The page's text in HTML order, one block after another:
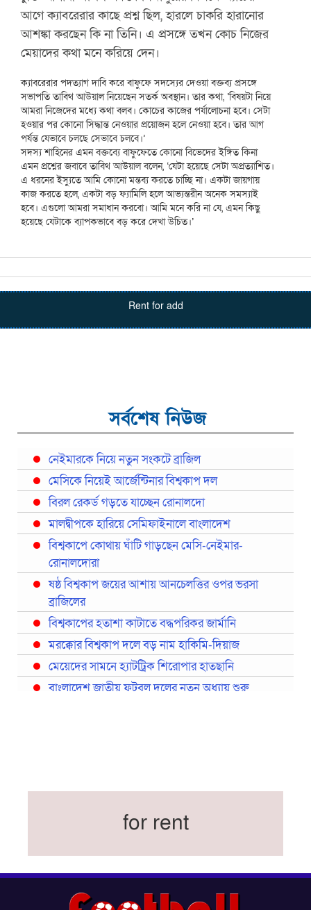
আগে ক্যাবরেরার কাছে প্রশ্ন ছিল, হারলে চাকরি হারানোর
আশঙ্কা করছেন কি না তিনি। এ প্রসঙ্গে তখন কোচ নিজের
মেয়াদের কথা মনে করিয়ে দেন।
ক্যাবরেরার পদত্যাগ দাবি করে বাফুফে সদস্যের দেওয়া বক্তব্য প্রসঙ্গে
সভাপতি তাবিথ আউয়াল নিয়েছেন সতর্ক অবস্থান। তার কথা, ‘বিষয়টা নিয়ে
আমরা নিজেদের মধ্যে কথা বলব। কোচের কাজের পর্যালোচনা হবে। সেটা
হওয়ার পর কোনো সিদ্ধান্ত নেওয়ার প্রয়োজন হলে নেওয়া হবে। তার আগ
পর্যন্ত যেভাবে চলছে সেভাবে চলবে।’
সদস্য শাহিনের এমন বক্তব্যে বাফুফেতে কোনো বিভেদের ইঙ্গিত কিনা
এমন প্রশ্নের জবাবে তাবিথ আউয়াল বলেন,‌ ‘যেটা হয়েছে সেটা অপ্রত্যাশিত।
এ ধরনের ইস্যুতে আমি কোনো মন্তব্য করতে চাচ্ছি না। একটা জায়গায়
কাজ করতে হলে, একটা বড় ফ্যামিলি হলে আভ্যন্তরীন অনেক সমস্যাই
হবে। এগুলো আমরা সমাধান করবো। আমি মনে করি না যে, এমন কিছু
হয়েছে যেটাকে ব্যাপকভাবে বড় করে দেখা উচিত।’
Rent for add
সর্বশেষ নিউজ
নেইমারকে নিয়ে নতুন সংকটে ব্রাজিল
মেসিকে নিয়েই আর্জেন্টিনার বিশ্বকাপ দল
বিরল রেকর্ড গড়তে যাচ্ছেন রোনালদো
মালদ্বীপকে হারিয়ে সেমিফাইনালে বাংলাদেশ
বিশ্বকাপে কোথায় ঘাঁটি গাড়ছেন মেসি-নেইমার-
রোনালদোরা
ষষ্ঠ বিশ্বকাপ জয়ের আশায় আনচেলত্তির ওপর ভরসা
ব্রাজিলের
বিশ্বকাপের হতাশা কাটাতে বদ্ধপরিকর জার্মানি
মরক্কোর বিশ্বকাপ দলে বড় নাম হাকিমি-দিয়াজ
মেয়েদের সামনে হ্যাটট্রিক শিরোপার হাতছানি
বাংলাদেশ জাতীয় ফুটবল দলের নতুন অধ্যায় শুরু
সরিয়ে নিয়েছে ইরান
বর্ষসেরা ক্রীড়াবিদ ও পপুলার চয়েজসহ ফুটবলার হামজা
ব্রাজিলের বিশ্বকাপ দলে নেইমার, জল্পনার অবসান
ইতিহাস গড়ার অপেক্ষায় রোনালদো!
for rent